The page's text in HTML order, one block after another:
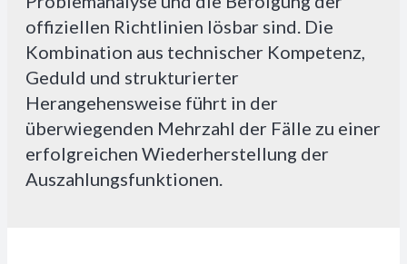
offiziellen Richtlinien lösbar sind. Die
Kombination aus technischer Kompetenz,
Geduld und strukturierter
Herangehensweise führt in der
überwiegenden Mehrzahl der Fälle zu einer
erfolgreichen Wiederherstellung der
Auszahlungsfunktionen.